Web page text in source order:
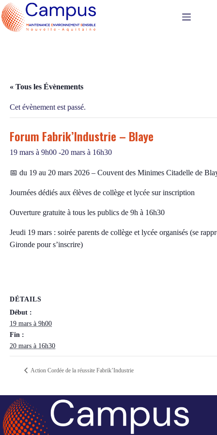
Passer
au
contenu
« Tous les Évènements
Cet évènement est passé.
Forum Fabrik’Industrie – Blaye
19 mars à 9h00 -20 mars à 16h30
📅 du 19 au 20 mars 2026 – Couvent des Minimes Citadelle de
Journées dédiés aux élèves de collège et lycée sur inscription
Ouverture gratuite à tous les publics de 9h à 16h30
Jeudi 19 mars : soirée parents de collège et lycée organisés (se
Gironde pour s’inscrire)
DÉTAILS
Début :
19 mars à 9h00
Fin :
20 mars à 16h30
Action Cordée de la réussite Fabrik’Industrie